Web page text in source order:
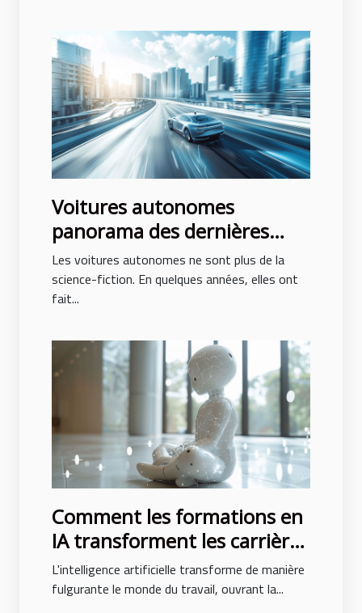
Voitures autonomes
panorama des dernières
innovations et perspectives
d'avenir
Les voitures autonomes ne sont plus de la
science-fiction. En quelques années, elles ont
fait...
Comment les formations en
IA transforment les carrières
professionnelles
L'intelligence artificielle transforme de manière
fulgurante le monde du travail, ouvrant la...